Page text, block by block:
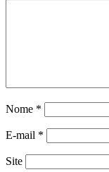
Nome *
E-mail *
Site